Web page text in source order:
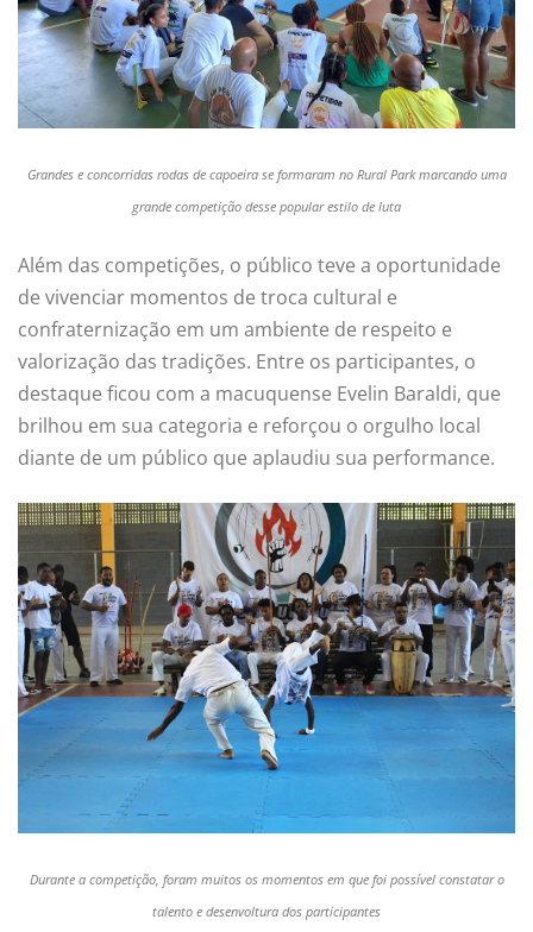
Grandes e concorridas rodas de capoeira se formaram no Rural Park marcando uma
grande competição desse popular estilo de luta
Além das competições, o público teve a oportunidade
de vivenciar momentos de troca cultural e
confraternização em um ambiente de respeito e
valorização das tradições. Entre os participantes, o
destaque ficou com a macuquense Evelin Baraldi, que
brilhou em sua categoria e reforçou o orgulho local
diante de um público que aplaudiu sua performance.
Durante a competição, foram muitos os momentos em que foi possível constatar o
talento e desenvoltura dos participantes